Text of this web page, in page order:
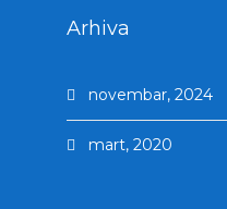
Arhiva
novembar, 2024
mart, 2020